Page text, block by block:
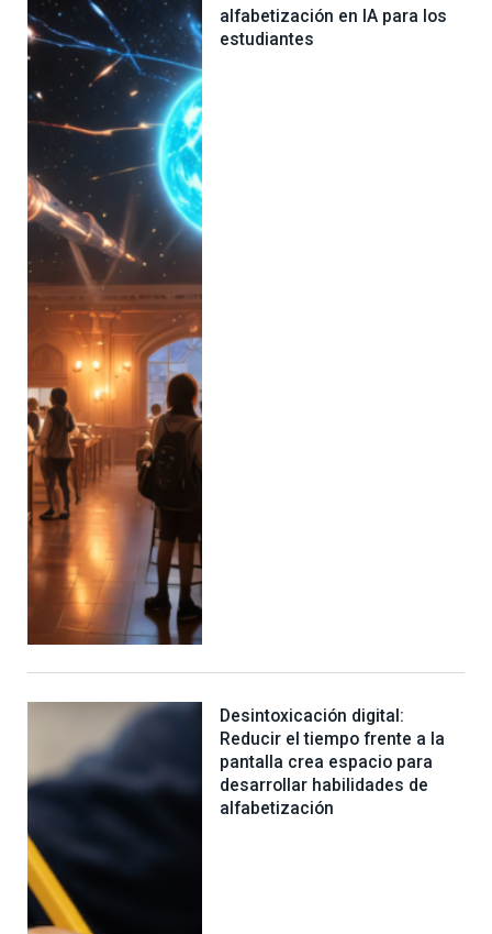
alfabetización en IA para los
estudiantes
Desintoxicación digital:
Reducir el tiempo frente a la
pantalla crea espacio para
desarrollar habilidades de
alfabetización